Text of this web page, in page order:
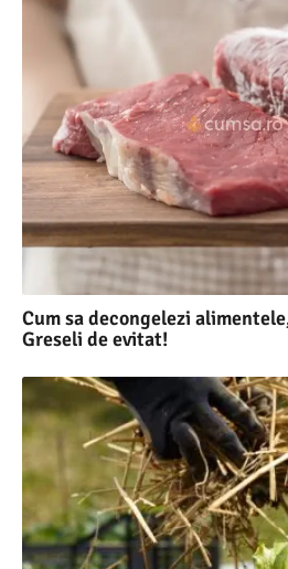
Cum sa decongelezi
Greseli de evitat!